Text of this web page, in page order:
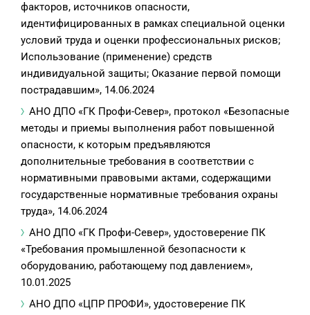
факторов, источников опасности,
идентифицированных в рамках специальной оценки
условий труда и оценки профессиональных рисков;
Использование (применение) средств
индивидуальной защиты; Оказание первой помощи
пострадавшим», 14.06.2024
АНО ДПО «ГК Профи-Север», протокол «Безопасные
методы и приемы выполнения работ повышенной
опасности, к которым предъявляются
дополнительные требования в соответствии с
нормативными правовыми актами, содержащими
государственные нормативные требования охраны
труда», 14.06.2024
АНО ДПО «ГК Профи-Север», удостоверение ПК
«Требования промышленной безопасности к
оборудованию, работающему под давлением»,
10.01.2025
АНО ДПО «ЦПР ПРОФИ», удостоверение ПК